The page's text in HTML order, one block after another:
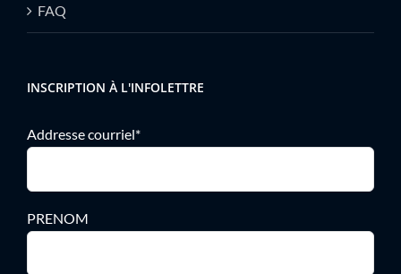
FAQ
INSCRIPTION À L'INFOLETTRE
Addresse courriel*
PRENOM